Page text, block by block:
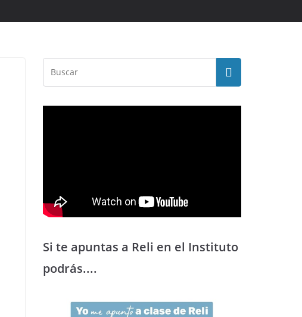
Si te apuntas a Reli en el Instituto
podrás....